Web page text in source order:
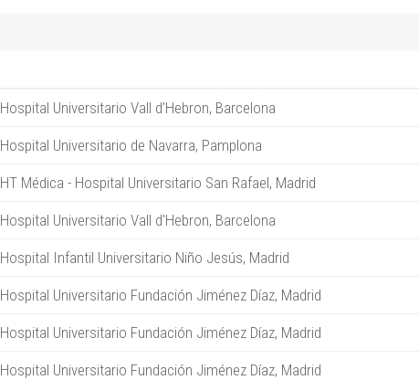
Hospital Universitario Vall d’Hebron, Barcelona
Hospital Universitario de Navarra, Pamplona
HT Médica - Hospital Universitario San Rafael, Madrid
Hospital Universitario Vall d'Hebron, Barcelona
Hospital Infantil Universitario Niño Jesús, Madrid
Hospital Universitario Fundación Jiménez Díaz, Madrid
Hospital Universitario Fundación Jiménez Díaz, Madrid
Hospital Universitario Fundación Jiménez Díaz, Madrid